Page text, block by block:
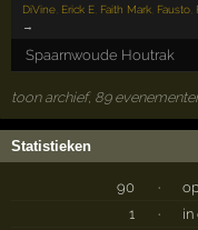
DiVine Erick E Faith Mark Fausto
→
Spaarnwoude Houtrak
toon archief, 89
Statistieken
90 ·
1
·
in